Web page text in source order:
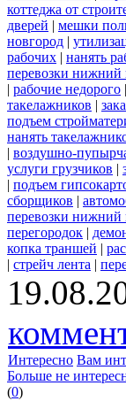
коттеджа от
дверей | мешки
новгород |
рабочих | нанять
перевозки нижний
| рабочие недорого |
такелажников |
подъем
нанять
| воздушно-
услуги грузчиков |
| подъем
сборщиков |
перевозки нижний
перегородок |
копка траншей |
| стрейч лента |
Интересно Вам
Больше не
(0)